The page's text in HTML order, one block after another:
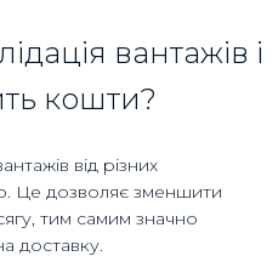
вантажів і
кошти?
від різних
Це дозволяє зменшити
тим самим значно
доставку.